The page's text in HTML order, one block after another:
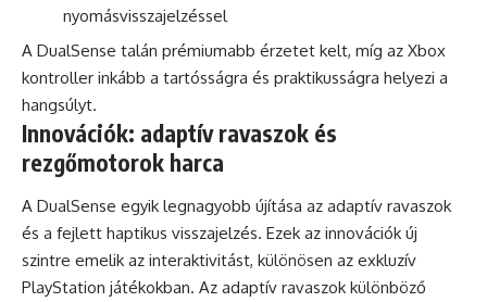
nyomásvisszajelzéssel
A DualSense talán prémiumabb érzetet kelt, míg az Xbox
kontroller inkább a tartósságra és praktikusságra helyezi a
hangsúlyt.
Innovációk: adaptív ravaszok és
rezgőmotorok harca
A DualSense egyik legnagyobb újítása az adaptív ravaszok
és a fejlett haptikus visszajelzés. Ezek az innovációk új
szintre emelik az interaktivitást, különösen az exkluzív
PlayStation játékokban. Az adaptív ravaszok különböző